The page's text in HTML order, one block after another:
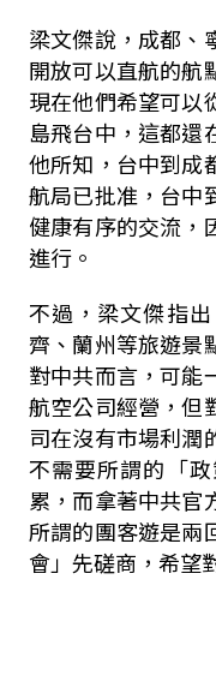
梁文傑說，成都、
開放可以直航的航
現在他們希望可以
島飛台中，這都還
他所知，台中到成
航局已批准，台中
健康有序的交流，
進行。
不過，梁文傑指
齊、蘭州等旅遊景
對中共而言，可能
航空公司經營，但
司在沒有市場利潤
不需要所謂的「
累，而拿著中共官
所謂的團客遊是兩
會」先磋商，希望